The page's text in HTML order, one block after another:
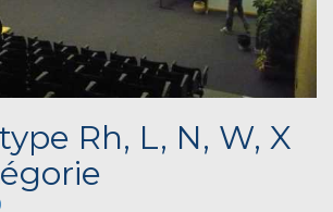
Rh, L, N, W, X